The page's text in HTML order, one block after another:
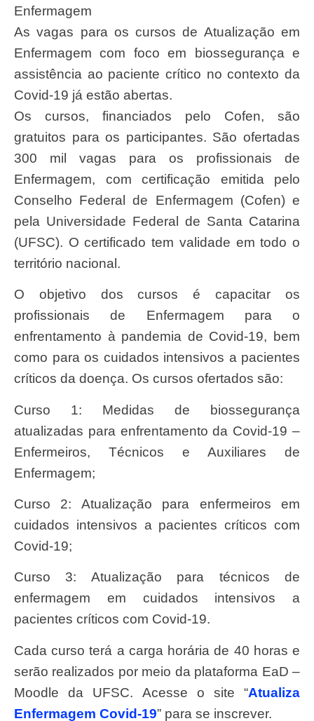
Enfermagem
As vagas para os cursos de Atualização em
Enfermagem com foco em biossegurança e
assistência ao paciente crítico no contexto da
Covid-19 já estão abertas.
Os cursos, financiados pelo Cofen, são
gratuitos para os participantes. São ofertadas
300 mil vagas para os profissionais de
Enfermagem, com certificação emitida pelo
Conselho Federal de Enfermagem (Cofen) e
pela Universidade Federal de Santa Catarina
(UFSC). O certificado tem validade em todo o
território nacional.
O objetivo dos cursos é capacitar os
profissionais de Enfermagem para o
enfrentamento à pandemia de Covid-19, bem
como para os cuidados intensivos a pacientes
críticos da doença. Os cursos ofertados são:
Curso 1: Medidas de biossegurança
atualizadas para enfrentamento da Covid-19 –
Enfermeiros, Técnicos e Auxiliares de
Enfermagem;
Curso 2: Atualização para enfermeiros em
cuidados intensivos a pacientes críticos com
Covid-19;
Curso 3: Atualização para técnicos de
enfermagem em cuidados intensivos a
pacientes críticos com Covid-19.
Cada curso terá a carga horária de 40 horas e
serão realizados por meio da plataforma EaD –
Moodle da UFSC. Acesse o site “Atualiza
Enfermagem Covid-19” para se inscrever.